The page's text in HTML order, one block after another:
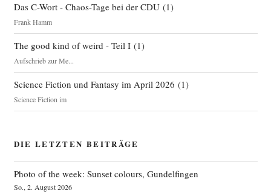
Das C-Wort - Chaos-Tage bei der CDU(1)
Frank Hamm
The good kind of weird - Teil I(1)
Aufschrieb zur Me...
Science Fiction und Fantasy im April 2026 (1)
Science Fiction im
DIE LETZTEN BEITRÄGE
Photo of the week: Sunset colours, Gundelfingen
So., 2. August 2026